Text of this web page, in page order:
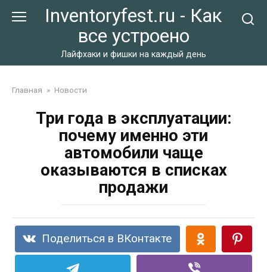
Inventoryfest.ru - Как
все устроено
Лайфхаки и фишки на каждый день
Главная » Новости
Три года в эксплуатации:
почему именно эти
автомобили чаще
оказываются в списках
продажи
Поделиться в ВКонтакте